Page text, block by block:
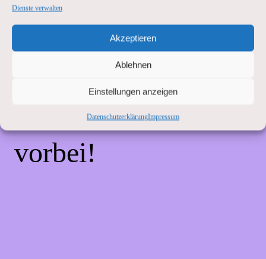
Dienste verwalten
Akzeptieren
Ablehnen
Einstellungen anzeigen
DatenschutzerklärungImpressum
Unannehmlichkeiten!
Wir arbeiten an einer
großartigen Sache –
schau bald wieder
vorbei!